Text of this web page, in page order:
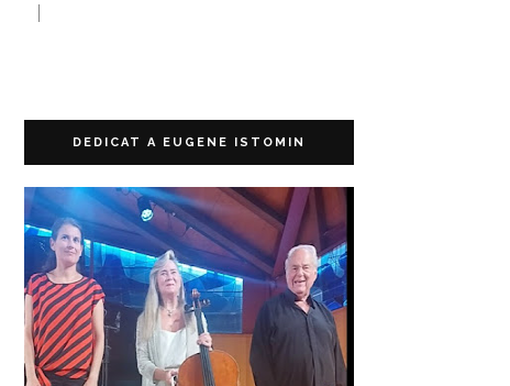
DEDICAT A EUGENE ISTOMIN